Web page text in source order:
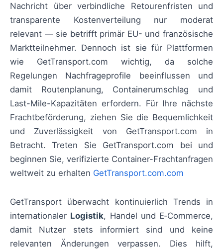
Nachricht über verbindliche Retourenfristen und
transparente Kostenverteilung nur moderat
relevant — sie betrifft primär EU- und französische
Marktteilnehmer. Dennoch ist sie für Plattformen
wie GetTransport.com wichtig, da solche
Regelungen Nachfrageprofile beeinflussen und
damit Routenplanung, Containerumschlag und
Last-Mile-Kapazitäten erfordern. Für Ihre nächste
Frachtbeförderung, ziehen Sie die Bequemlichkeit
und Zuverlässigkeit von GetTransport.com in
Betracht. Treten Sie GetTransport.com bei und
beginnen Sie, verifizierte Container-Frachtanfragen
weltweit zu erhalten GetTransport.com.com
GetTransport überwacht kontinuierlich Trends in
internationaler Logistik, Handel und E‑Commerce,
damit Nutzer stets informiert sind und keine
relevanten Änderungen verpassen. Dies hilft,